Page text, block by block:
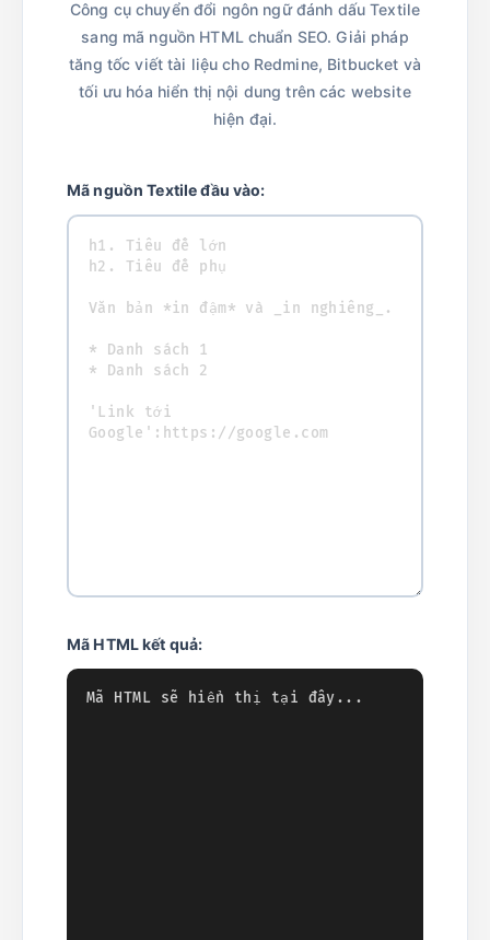
Công cụ chuyển đổi ngôn ngữ đánh dấu Textile
sang mã nguồn HTML chuẩn SEO. Giải pháp
tăng tốc viết tài liệu cho Redmine, Bitbucket và
tối ưu hóa hiển thị nội dung trên các website
hiện đại.
Mã nguồn Textile đầu vào:
Mã HTML kết quả: